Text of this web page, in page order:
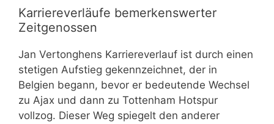
Karriereverläufe bemerkenswerter
Zeitgenossen
Jan Vertonghens Karriereverlauf ist durch einen
stetigen Aufstieg gekennzeichnet, der in
Belgien begann, bevor er bedeutende Wechsel
zu Ajax und dann zu Tottenham Hotspur
vollzog. Dieser Weg spiegelt den anderer